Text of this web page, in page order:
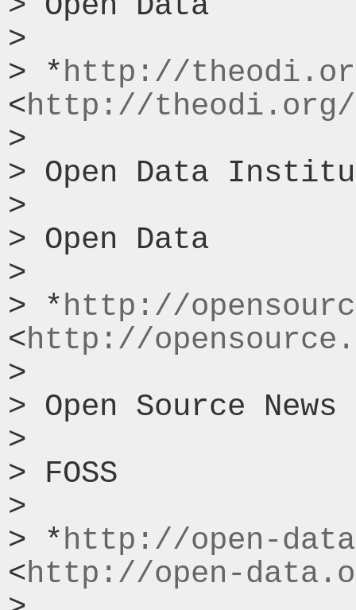
>
> *http://
<http://theodi.org/
>
> Open Data
>
> Open Data
>
> *http://
<http://
>
> Open Source
>
> FOSS
>
> *http://open-
<http://open-